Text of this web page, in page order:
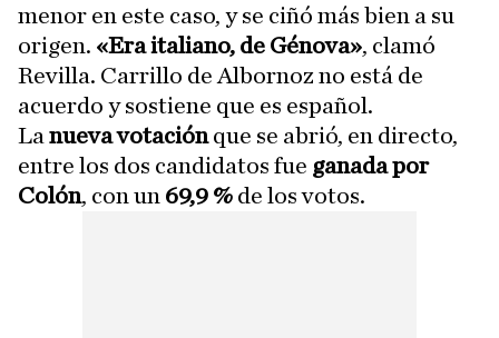
menor en este caso, y se ciñó más bien a su
origen. «Era italiano, de Génova», clamó
Revilla. Carrillo de Albornoz no está de
acuerdo y sostiene que es español.
La nueva votaciónque se abrió, en directo,
entre los dos candidatos fue ganada por
Colón, con un 69,9 % de los votos.